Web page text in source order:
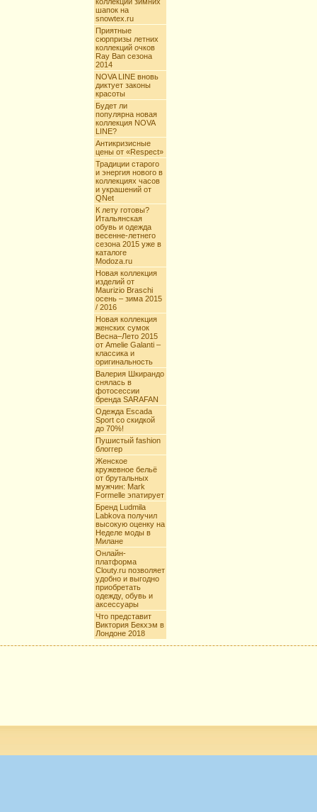
шапок на
snowtex.ru
Приятные
сюрпризы летних
коллекций очков
Ray Ban сезона
2014
NOVA LINE вновь
диктует законы
красоты
Будет ли
популярна новая
коллекция NOVA
LINE?
Антикризисные
цены от «Respect»
Традиции старого
и энергия нового в
коллекциях часов
и украшений от
QNet
К лету готовы?
Итальянская
обувь и одежда
весенне-летнего
сезона 2015 уже в
каталоге
Modoza.ru
Новая коллекция
изделий от
Maurizio Braschi
осень – зима 2015
/ 2016
Новая коллекция
женских сумок
Весна–Лето 2015
от Amelie Galanti –
классика и
оригинальность
Валерия Шкирандо
снялась в
фотосессии
бренда SARAFAN
Одежда Escada
Sport со скидкой
до 70%!
Пушистый fashion
блоггер
Женское
кружевное бельё
от брутальных
мужчин: Mark
Formelle эпатирует
Бренд Ludmila
Labkova получил
высокую оценку на
Неделе моды в
Милане
Онлайн-
платформа
Clouty.ru позволяет
удобно и выгодно
приобретать
одежду, обувь и
аксессуары
Что представит
Виктория Бекхэм в
Лондоне 2018